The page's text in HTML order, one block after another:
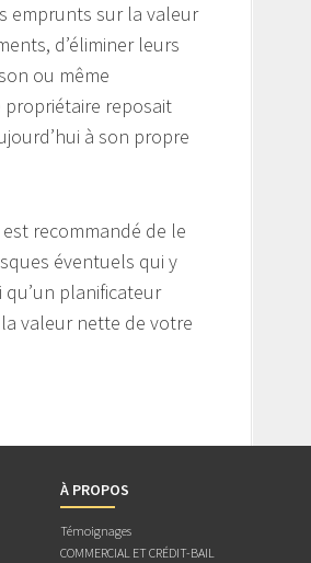
emprunts sur la valeur
d’éliminer leurs
ou même
propriétaire reposait
à son propre
recommandé de le
éventuels qui y
planificateur
valeur nette de votre
À PROPOS
Témoignages
COMMERCIAL ET CRÉDIT-BAIL